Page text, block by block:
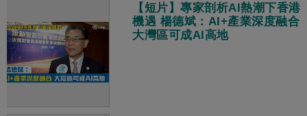
【短片】專家剖析AI熱潮下香港
機遇 楊德斌：AI+產業深度融合
大灣區可成AI高地